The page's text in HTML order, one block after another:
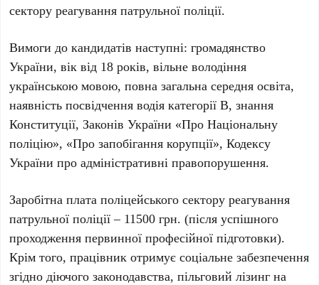
сектору реагування патрульної поліції.
Вимоги до кандидатів наступні: громадянство
України, вік від 18 років, вільне володіння
українською мовою, повна загальна середня освіта,
наявність посвідчення водія категорії В, знання
Конституції, Законів України «Про Національну
поліцію», «Про запобігання корупції», Кодексу
України про адміністративні правопорушення.
Заробітна плата поліцейського сектору реагування
патрульної поліції – 11500 грн. (після успішного
проходження первинної професійної підготовки).
Крім того, працівник отримує соціальне забезпечення
згідно діючого законодавства, пільговий лізинг на